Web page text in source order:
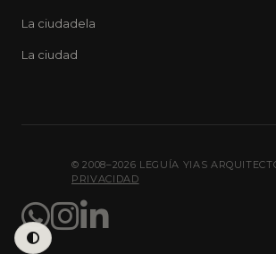
La ciudadela
La ciudad
© 2008–2026 LEGUÍA YIAS
PRIVACIDAD